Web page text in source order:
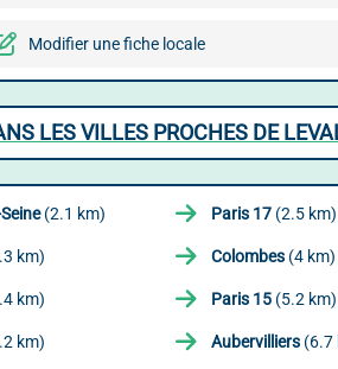
Modifier une fiche locale
LES VILLES PROCHES DE
(2.1 km) Paris 17 (2.5 km)
km) Colombes (4 km)
km) Paris 15 (5.2 km)
km) Aubervilliers (6.7